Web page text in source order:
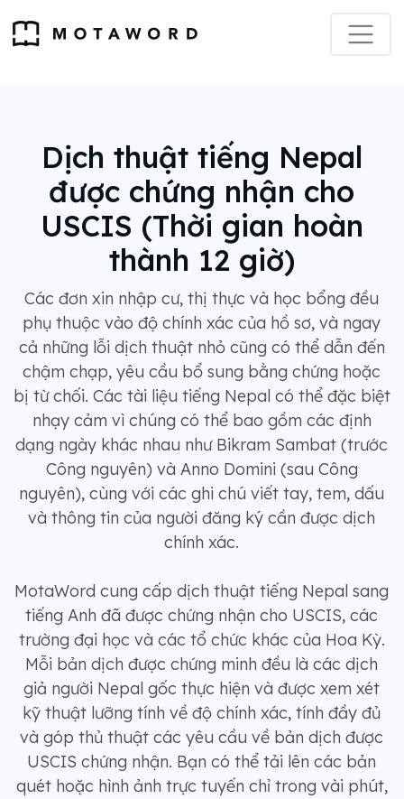
Dịch thuật tiếng Nepal
được chứng nhận cho
USCIS (Thời gian hoàn
thành 12 giờ)
Các đơn xin nhập cư, thị thực và học bổng đều
phụ thuộc vào độ chính xác của hồ sơ, và ngay
cả những lỗi dịch thuật nhỏ cũng có thể dẫn đến
chậm chạp, yêu cầu bổ sung bằng chứng hoặc
bị từ chối. Các tài liệu tiếng Nepal có thể đặc biệt
nhạy cảm vì chúng có thể bao gồm các định
dạng ngày khác nhau như Bikram Sambat (trước
Công nguyên) và Anno Domini (sau Công
nguyên), cùng với các ghi chú viết tay, tem, dấu
và thông tin của người đăng ký cần được dịch
chính xác.
MotaWord cung cấp dịch thuật tiếng Nepal sang
tiếng Anh đã được chứng nhận cho USCIS, các
trường đại học và các tổ chức khác của Hoa Kỳ.
Mỗi bản dịch được chứng minh đều là các dịch
giả người Nepal gốc thực hiện và được xem xét
kỹ thuật lưỡng tính về độ chính xác, tính đầy đủ
và góp thủ thuật các yêu cầu về bản dịch được
USCIS chứng nhận. Bạn có thể tải lên các bản
quét hoặc hình ảnh trực tuyến chỉ trong vài phút,